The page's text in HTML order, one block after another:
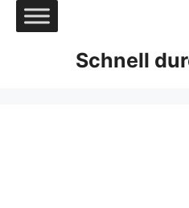
Zum
Inhalt
Schnell